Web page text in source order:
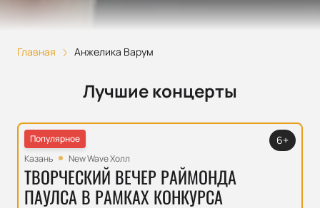
Главная Анжелика Варум
Лучшие концерты
Популярное
Казань
New Wave Холл
ТВОРЧЕСКИЙ ВЕЧЕР РАЙМОНДА
ПАУЛСА В РАМКАХ КОНКУРСА
6+